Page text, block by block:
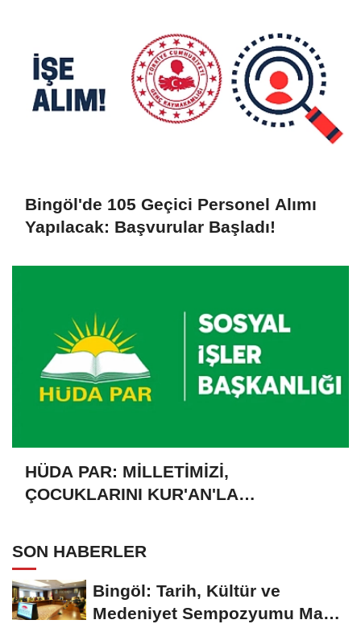
Bingöl'de 105 Geçici Personel Alımı
Yapılacak: Başvurular Başladı!
HÜDA PAR: MİLLETİMİZİ,
ÇOCUKLARINI KUR'AN'LA
SON HABERLER
Bingöl: Tarih, Kültür ve
Medeniyet Sempozyumu Mayıs